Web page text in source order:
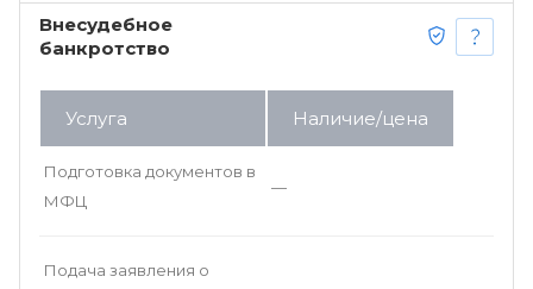
Внесудебное
банкротство
Услуга Наличие/цена
Подготовка документов в
МФЦ
—
Подача заявления о